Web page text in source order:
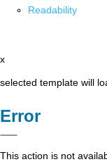
Readability
x
selected template will
Error
This action is not